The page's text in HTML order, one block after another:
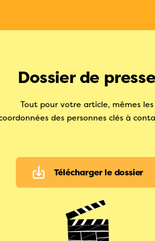
Dossier de presse
Tout pour votre article, mêmes les
des personnes clés à
Télécharger le dossier